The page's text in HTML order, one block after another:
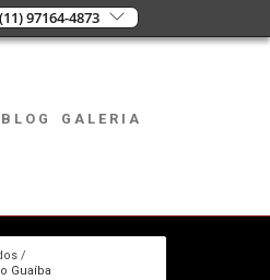
(11) 97164-4873
BLOG GALERIA
Guaíba